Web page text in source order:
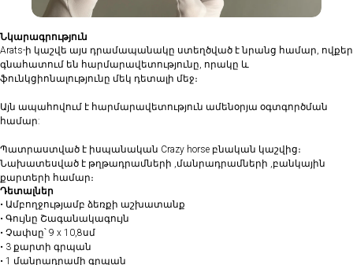
Նկարագրություն
Arats-ի կաշվե այս դրամապանակը ստեղծված է նրանց համար, ովքեր
գնահատում են հարմարավետությունը, որակը և
ֆունկցիոնալությունը մեկ դետալի մեջ։
Այն ապահովում է հարմարավետություն ամենօրյա օգտգործման
համար:
Պատրաստված է իսպանական Crazy horse բնական կաշվից։
Նախատեսված է թղթադրամների ,մանրադրամների ,բանկային
քարտերի համար։
Դետալներ
• Ամբողջությամբ ձեռքի աշխատանք
• ⁠Գույնը Շագանակագույն
• Չափսը՝ 9 x 10,8սմ
• 3 քարտի գրպան
• 1 մանրադրամի գրպան